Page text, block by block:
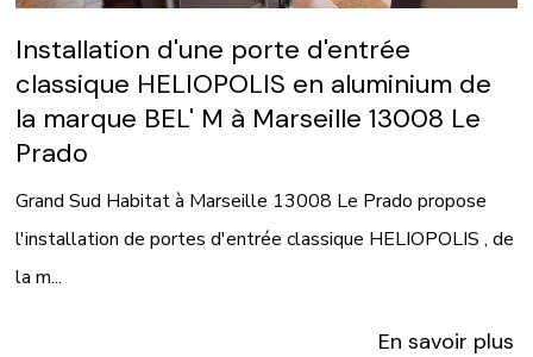
Installation d'une porte d'entrée
classique HELIOPOLIS en aluminium de
la marque BEL' M à Marseille 13008 Le
Prado
Grand Sud Habitat à Marseille 13008 Le Prado propose
l'installation de portes d'entrée classique HELIOPOLIS , de
la m...
En savoir plus